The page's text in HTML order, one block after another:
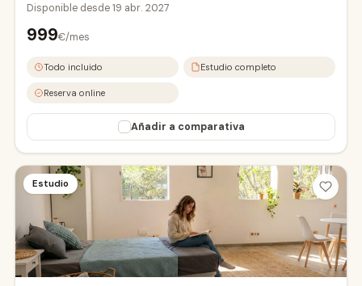
Disponible desde19 abr. 2027
999€/mes
Todo incluido Estudio completo
Reserva online
Añadir a comparativa
Estudio